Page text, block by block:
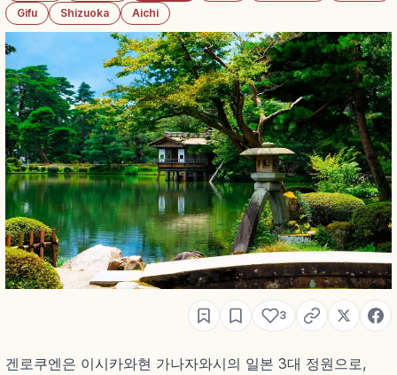
Gifu
Shizuoka Aichi
3
겐로쿠엔은 이시카와현 가나자와시의 일본 3대 정원으로,